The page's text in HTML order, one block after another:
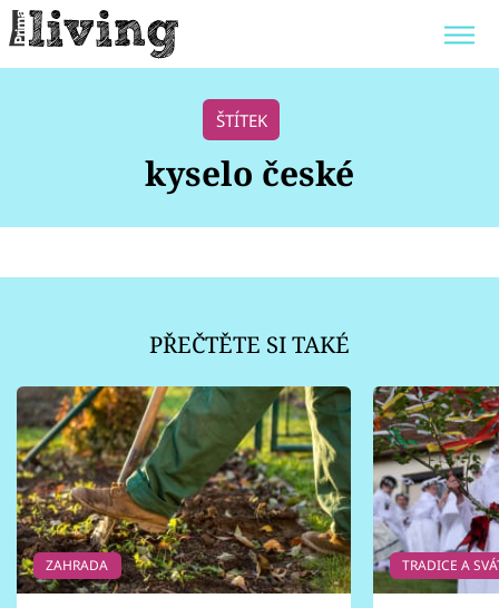
POKOJOVÉ KVĚTINY
ZAHRADA
Témata
Zahrada
Design
Sledujte prima+
Přihlášení
ŠTÍTEK
kyselo české
PŘEČTĚTE SI TAKÉ
ZAHRADA TRADICE A